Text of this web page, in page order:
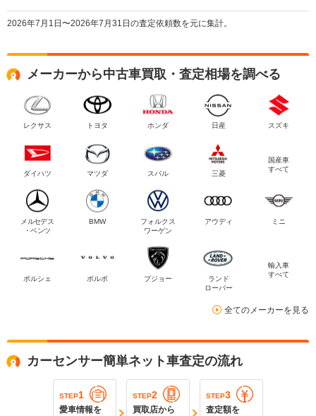
2026年7月1日〜2026年7月31日の査定依頼数を元に集計。
メーカーから中古車買取・査定相場を調べる
レクサス トヨタ ホンダ 日産 スズキ
ダイハツ マツダ スバル 三菱
国産車
すべて
メルセデス
・ベンツ
BMW
フォルクス
ワーゲン
アウディ ミニ
ポルシェ ボルボ プジョー
ランド
ローバー
輸入車
すべて
全てのメーカーを見る
カーセンサー簡単ネット車査定の流れ
STEP1
愛車情報を
STEP2
買取店から
STEP3
査定額を